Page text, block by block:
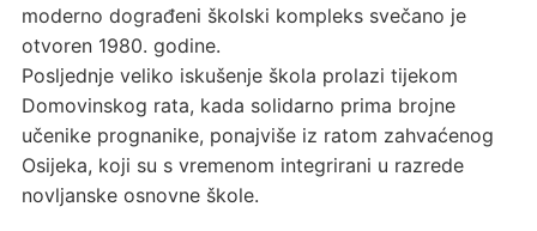
moderno dograđeni školski kompleks svečano je
otvoren 1980. godine.
Posljednje veliko iskušenje škola prolazi tijekom
Domovinskog rata, kada solidarno prima brojne
učenike prognanike, ponajviše iz ratom zahvaćenog
Osijeka, koji su s vremenom integrirani u razrede
novljanske osnovne škole.